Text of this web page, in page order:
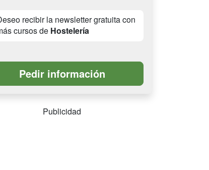
recibir la newsletter gratuita con
cursos de Hostelería
Publicidad